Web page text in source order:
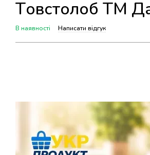
Товстолоб ТМ
В наявності Написати відгук